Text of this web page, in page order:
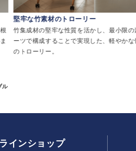
堅牢な竹素材のトローリー
竹集成材の堅牢な性質を活かし、最小限の
ーツで構成することで実現した、軽やか
のトローリー。
ル
インショップ